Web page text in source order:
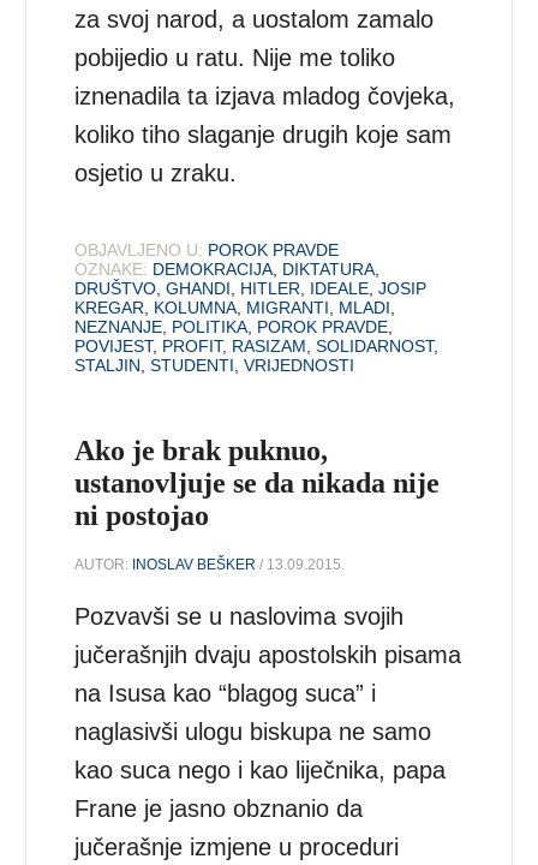
za svoj narod, a uostalom zamalo
pobijedio u ratu. Nije me toliko
iznenadila ta izjava mladog čovjeka,
koliko tiho slaganje drugih koje sam
osjetio u zraku.
OBJAVLJENO U: POROK PRAVDE
OZNAKE: DEMOKRACIJA DIKTATURA
DRUŠTVO ,GHANDI HITLER IDEALE ,JOSIP
KREGAR
KOLUMNA MIGRANTI MLADI
NEZNANJE POLITIKA POROK PRAVDE
POVIJEST, PROFIT, RASIZAM ,SOLIDARNOST,
STALJIN ,STUDENTI ,VRIJEDNOSTI
Ako je brak puknuo,
ustanovljuje se da nikada nije
ni postojao
AUTOR: INOSLAV BEŠKER / 13.09.2015.
Pozvavši se u naslovima svojih
jučerašnjih dvaju apostolskih pisama
na Isusa kao “blagog suca” i
naglasivši ulogu biskupa ne samo
kao suca nego i kao liječnika, papa
Frane je jasno obznanio da
jučerašnje izmjene u proceduri